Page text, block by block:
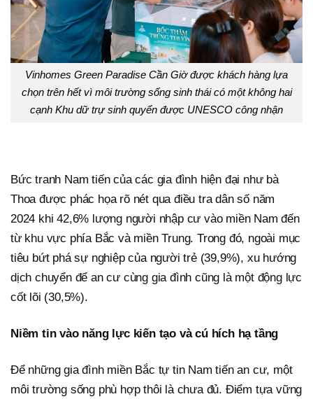
Vinhomes Green Paradise Cần Giờ được khách hàng lựa
chọn trên hết vì môi trường sống sinh thái có một không hai
cạnh Khu dữ trự sinh quyển được UNESCO công nhận
Bức tranh Nam tiến của các gia đình hiện đại như bà
Thoa được phác họa rõ nét qua điều tra dân số năm
2024 khi 42,6% lượng người nhập cư vào miền Nam đến
từ khu vực phía Bắc và miền Trung. Trong đó, ngoài mục
tiêu bứt phá sự nghiệp của người trẻ (39,9%), xu hướng
dịch chuyển để an cư cùng gia đình cũng là một động lực
cốt lõi (30,5%).
Niềm tin vào năng lực kiến tạo và cú hích hạ tầng
Để những gia đình miền Bắc tự tin Nam tiến an cư, một
môi trường sống phù hợp thôi là chưa đủ. Điểm tựa vững